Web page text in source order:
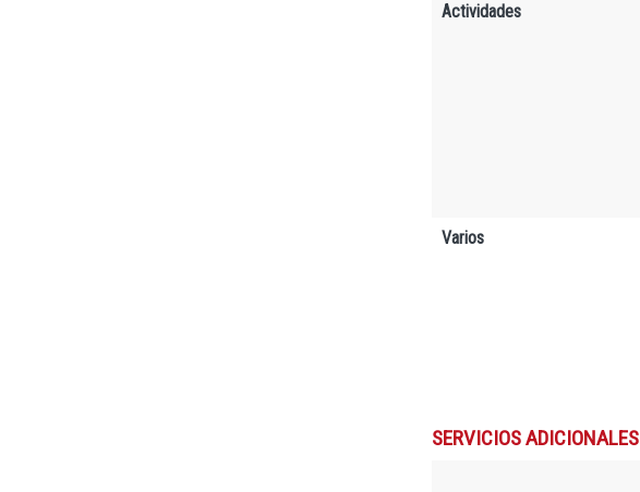
Actividades
Varios
SERVICIOS ADICIONALES